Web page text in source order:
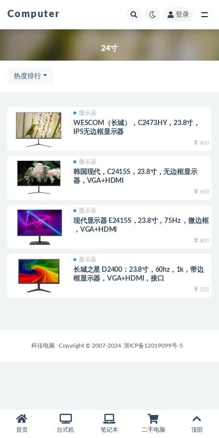
Computer 登录
24寸
热度排行
显示器
WESCOM（长城），C2473HY，23.8寸，
IPS无边框显示器
600
显示器
韩国现代，C2415S，23.8寸，无边框显示
器，VGA+HDMI
600
显示器
现代显示器 E2415S，23.8寸，75Hz ，微边框
，VGA+HDMI
600
显示器
长城之星 D2400：23.8寸，60hz，1k，带边
框显示器，VGA+HDMI，接口
535
科佳电脑 Copyright © 2007-2024 浙ICP备12019099号-5
首页 台式机 笔记本 二手电脑 顶部